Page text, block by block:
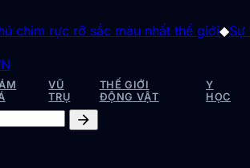
rực rỡ sắc màu nhất thế giới◆ Sự thật
VŨ
TRỤ
THẾ GIỚI
ĐỘNG VẬT
Y
HỌC
arrow_forward